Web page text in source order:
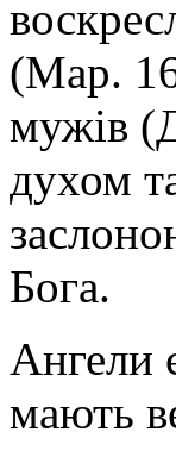
(Мар.
мужів
духом
Бога.
Ангели
мають